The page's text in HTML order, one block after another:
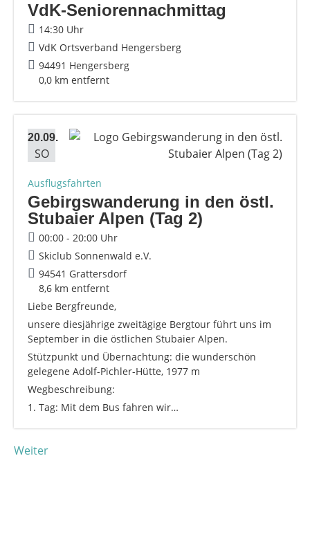
VdK-Seniorennachmittag
14:30 Uhr
VdK Ortsverband Hengersberg
94491 Hengersberg
0,0 km entfernt
20.09.
SO
Ausflugsfahrten
Gebirgswanderung in den östl.
Stubaier Alpen (Tag 2)
00:00 - 20:00 Uhr
Skiclub Sonnenwald e.V.
94541 Grattersdorf
8,6 km entfernt
Liebe Bergfreunde,
unsere diesjährige zweitägige Bergtour führt uns im
September in die östlichen Stubaier Alpen.
Stützpunkt und Übernachtung: die wunderschön
gelegene Adolf-Pichler-Hütte, 1977 m
Wegbeschreibung:
1. Tag: Mit dem Bus fahren wir…
Weiter